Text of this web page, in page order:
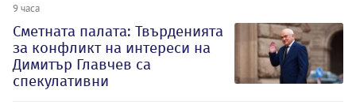
9 часа
Сметната палата: Твърденията
за конфликт на интереси на
Димитър Главчев са
спекулативни